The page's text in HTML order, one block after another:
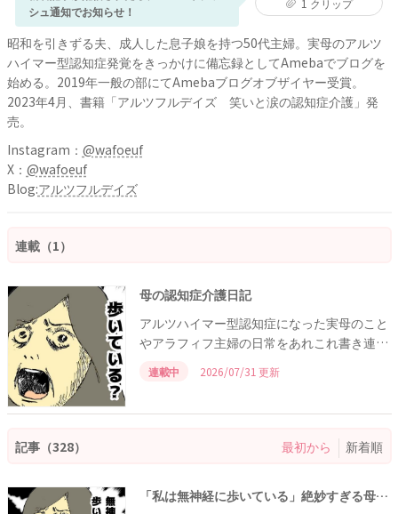
シュ通知でお知らせ！
昭和を引きずる夫、成人した息子娘を持つ50代主婦。実母のアルツ
ハイマー型認知症発覚をきっかけに備忘録としてAmebaでブログを
始める。2019年一般の部にてAmebaブログオブザイヤー受賞。
2023年4月、書籍「アルツフルデイズ 笑いと涙の認知症介護」発
売。
Instagram： @wafoeuf
X： @wafoeuf
Blog:アルツフルデイズ
連載（1）
母の認知症介護日記
アルツハイマー型認知症になった実母のこと
やアラフィフ主婦の日常をあれこれ書き連ね
るマンガ連載。
連載中 2026/07/31 更新
記事（328） 最初から 新着順
「私は無神経に歩いている」絶妙すぎる母の言い間違いに笑いが込み上げて #母の認知症介護日記 328